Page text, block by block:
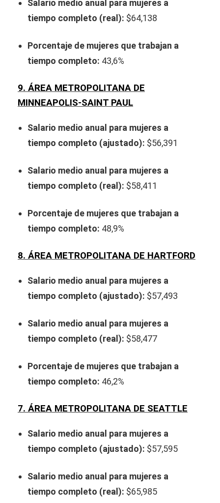
Salario medio anual para mujeres a
tiempo completo (real): $64,138
Porcentaje de mujeres que trabajan a
tiempo completo: 43,6%
9. ÁREA METROPOLITANA DE
MINNEAPOLIS-SAINT PAUL
Salario medio anual para mujeres a
tiempo completo (ajustado): $56,391
Salario medio anual para mujeres a
tiempo completo (real): $58,411
Porcentaje de mujeres que trabajan a
tiempo completo: 48,9%
8. ÁREA METROPOLITANA DE HARTFORD
Salario medio anual para mujeres a
tiempo completo (ajustado): $57,493
Salario medio anual para mujeres a
tiempo completo (real): $58,477
Porcentaje de mujeres que trabajan a
tiempo completo: 46,2%
7. ÁREA METROPOLITANA DE SEATTLE
Salario medio anual para mujeres a
tiempo completo (ajustado): $57,595
Salario medio anual para mujeres a
tiempo completo (real): $65,985